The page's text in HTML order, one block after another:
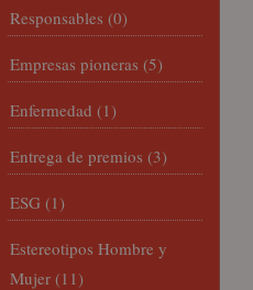
Responsables (0)
Empresas pioneras (5)
Enfermedad (1)
Entrega de premios (3)
ESG (1)
Estereotipos Hombre y
Mujer (11)